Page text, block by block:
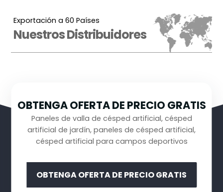
Exportación a 60 Países
Nuestros Distribuidores
OBTENGA OFERTA DE PRECIO GRATIS
Paneles de valla de césped artificial, césped
artificial de jardín, paneles de césped artificial,
césped artificial para campos deportivos
OBTENGA OFERTA DE PRECIO GRATIS